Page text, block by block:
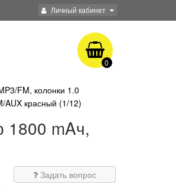
Личный кабинет
0
FM, колонки 1.0
AUX красный (1/12)
1800 mAч,
Задать вопрос